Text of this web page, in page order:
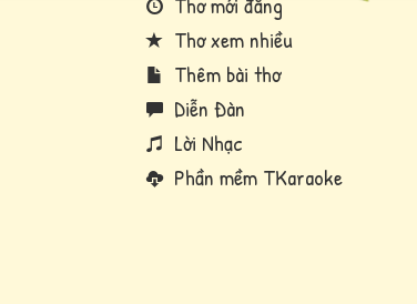
Thơ xem nhiều
Thêm bài thơ
Diễn Đàn
Lời Nhạc
Phần mềm TKaraoke